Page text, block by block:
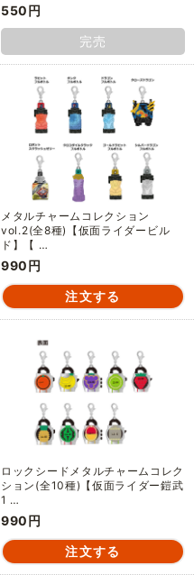
550円
完売
メタルチャームコレクション
vol.2(全8種)【仮面ライダービル
ド】【 …
990円
ロックシードメタルチャームコレク
ション(全10種)【仮面ライダー鎧武
1 …
990円